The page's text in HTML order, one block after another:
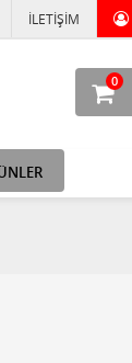
İLETİŞİM
0